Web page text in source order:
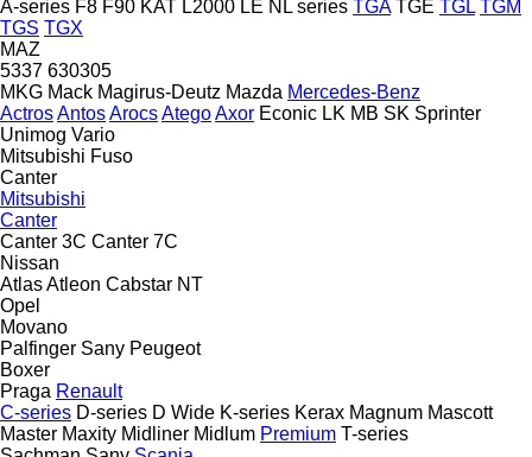
A-series F8 F90 KAT L2000 LE NL series TGA TGE TGL TGM
TGS TGX
MAZ
5337 630305
MKG Mack Magirus-Deutz Mazda Mercedes-Benz
ActrosAntosArocsAtegoAxor Econic LK MB SK Sprinter
Unimog Vario
Mitsubishi Fuso
Canter
Mitsubishi
Canter
Canter 3C Canter 7C
Nissan
AtlasAtleon Cabstar NT
Opel
Movano
Palfinger Sany Peugeot
Boxer
Praga Renault
C-series D-series D Wide K-series Kerax Magnum Mascott
Master Maxity Midliner Midlum Premium T-series